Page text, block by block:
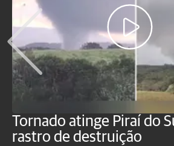
Tornado atinge Piraí do
rastro de destruição